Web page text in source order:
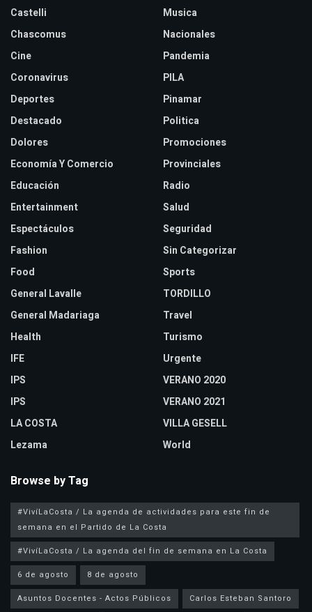
Castelli
Chascomus
Cine
Coronavirus
Deportes
Destacado
Dolores
Economía Y Comercio
Educación
Entertainment
Espectáculos
Fashion
Food
General Lavalle
General Madariaga
Health
IFE
IPS
IPS
LA COSTA
Lezama
Musica
Nacionales
Pandemia
PILA
Pinamar
Politica
Promociones
Provinciales
Radio
Salud
Seguridad
Sin Categorizar
Sports
TORDILLO
Travel
Turismo
Urgente
VERANO 2020
VERANO 2021
VILLA GESELL
World
Browse by Tag
#VivíLaCosta / La agenda de actividades para este fin de
semana en el Partido de La Costa
#VivíLaCosta / La agenda del fin de semana en La Costa
6 de agosto
8 de agosto
Asuntos Docentes - Actos Públicos
Carlos Esteban Santoro